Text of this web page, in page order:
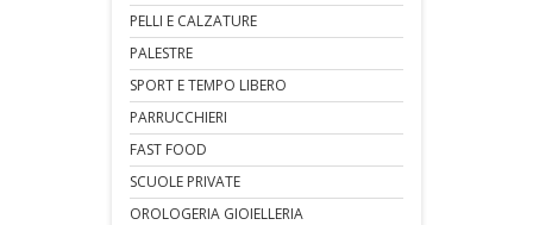
PELLI E CALZATURE
PALESTRE
SPORT E TEMPO LIBERO
PARRUCCHIERI
FAST FOOD
SCUOLE PRIVATE
OROLOGERIA GIOIELLERIA